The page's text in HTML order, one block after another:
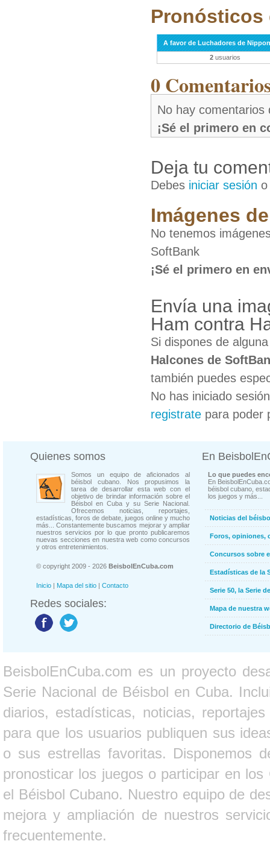
Pronósticos
A favor de Luchadores de
2 usuarios
0
No hay comentarios
¡Sé el primero en
Deja tu
Debes iniciar sesión
Imágenes
No tenemos
SoftBank
¡Sé el primero en
Envía una
Ham contra
Si dispones de
Halcones de
también puedes
No has iniciado
registrate para poder
Quienes somos
Somos un equipo de aficionados al
béisbol cubano. Nos propusimos la
tarea de desarrollar esta web con el
objetivo de brindar información sobre el
Béisbol en Cuba y su Serie Nacional.
Ofrecemos noticias, reportajes,
estadísticas, foros de debate, juegos online y mucho
más... Constantemente buscamos mejorar y ampliar
nuestros servicios por lo que pronto publicaremos
nuevas secciones en nuestra web como concursos
y otros entretenimientos.
© copyright 2009 - 2026 BeisbolEnCuba.com
Inicio | Mapa del sitio | Contacto
Redes sociales:
En
Lo que puedes
En
béisbol cubano,
los juegos y más...
Noticias del
Foros, opiniones,
Concursos sobre
Estadísticas de la
Serie 50, la Serie
Mapa de nuestra
Directorio de
BeisbolEnCuba.com es un proyecto
Serie Nacional de Béisbol en Cuba.
diarios, estadísticas, noticias,
para que los usuarios publiquen sus
o sus estrellas favoritas. Disponemos
pronosticar los juegos o participar en
el Béisbol Cubano. Nuestro equipo de
mejora y ampliación de nuestros
frecuentemente.